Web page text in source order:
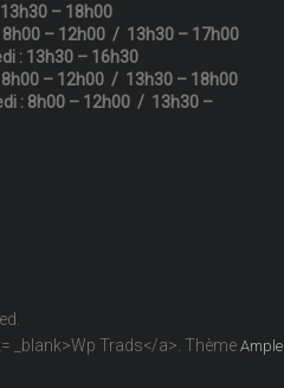
13h30 – 18h00
8h00 – 12h00 / 13h30 – 17h00
: 13h30 – 16h30
8h00 – 12h00 / 13h30 – 18h00
: 8h00 – 12h00 / 13h30 –
_blank>Wp Trads</a>. Thème Ample